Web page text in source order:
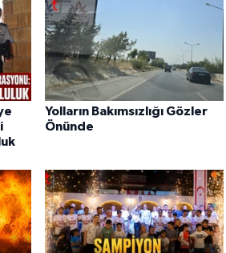
Yolların Bakımsızlığı Gözler
Önünde